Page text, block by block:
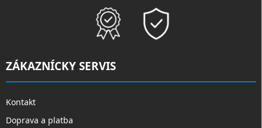
ZÁKAZNÍCKY SERVIS
Kontakt
Doprava a platba